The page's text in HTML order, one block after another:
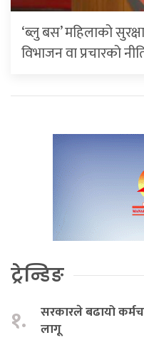
‘ब्लु बस’ महिलाको
विभाजन वा प्रचारको
ट्रेन्डिङ
१.
सरकारले बढायो
लागू